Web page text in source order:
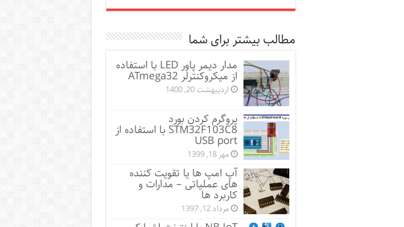
مطالب بیشتر برای شما
مدار دیمر پاور LED با استفاده
از میکروکنترلر ATmega32
اردیبهشت 20, 1400
پروگرم کردن بورد
STM32F103C8 با استفاده از
USB port
مهر 18, 1399
آپ امپ ها یا تقویت کننده
های عملیاتی – مدارات و
کاربرد ها
مرداد 12, 1397